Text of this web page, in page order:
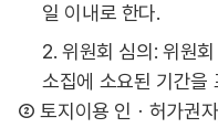
일 이내로 한다.
2. 위원회 심의: 위원
소집에 소요된 기간을
② 토지이용 인ㆍ허가권